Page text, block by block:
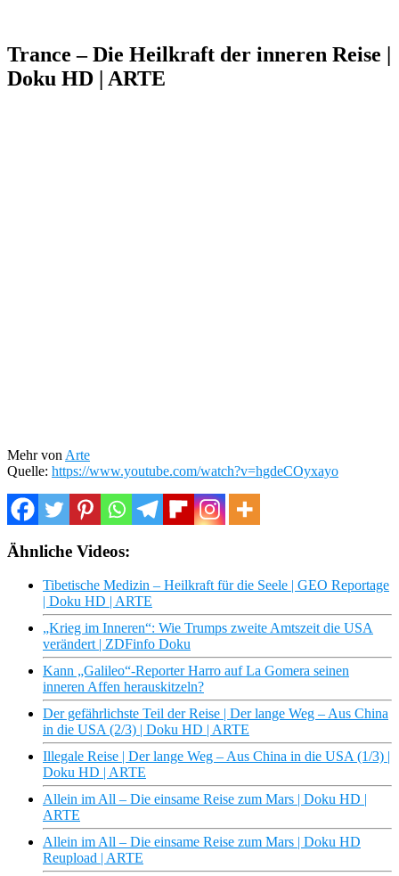
Trance – Die Heilkraft der inneren Reise |
Doku HD | ARTE
Mehr von Arte
Quelle: https://www.youtube.com/watch?v=hgdeCOyxayo
Ähnliche Videos:
Tibetische Medizin – Heilkraft für die Seele | GEO Reportage
| Doku HD | ARTE
„Krieg im Inneren“: Wie Trumps zweite Amtszeit die USA
verändert | ZDFinfo Doku
Kann „Galileo“-Reporter Harro auf La Gomera seinen
inneren Affen herauskitzeln?
Der gefährlichste Teil der Reise | Der lange Weg – Aus China
in die USA (2/3) | Doku HD | ARTE
Illegale Reise | Der lange Weg – Aus China in die USA (1/3) |
Doku HD | ARTE
Allein im All – Die einsame Reise zum Mars | Doku HD |
ARTE
Allein im All – Die einsame Reise zum Mars | Doku HD
Reupload | ARTE